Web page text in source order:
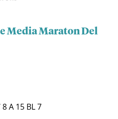
Media Maraton Del
8 A 15 BL 7